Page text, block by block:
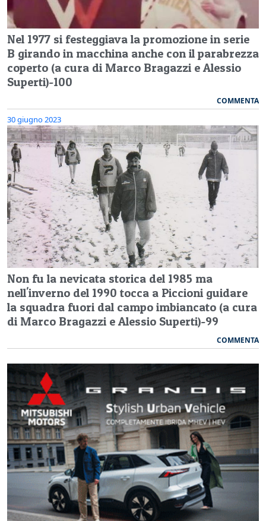
Nel 1977 si festeggiava la promozione in serie
B girando in macchina anche con il parabrezza
coperto (a cura di Marco Bragazzi e Alessio
Superti)-100
COMMENTA
30 giugno 2023
Non fu la nevicata storica del 1985 ma
nell'inverno del 1990 tocca a Piccioni guidare
la squadra fuori dal campo imbiancato (a cura
di Marco Bragazzi e Alessio Superti)-99
COMMENTA